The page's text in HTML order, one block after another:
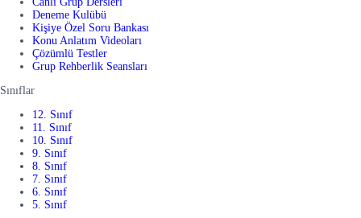
Deneme Kulübü
Kişiye Özel Soru Bankası
Konu Anlatım Videoları
Çözümlü Testler
Grup Rehberlik Seansları
Sınıflar
12. Sınıf
11. Sınıf
10. Sınıf
9. Sınıf
8. Sınıf
7. Sınıf
6. Sınıf
5. Sınıf